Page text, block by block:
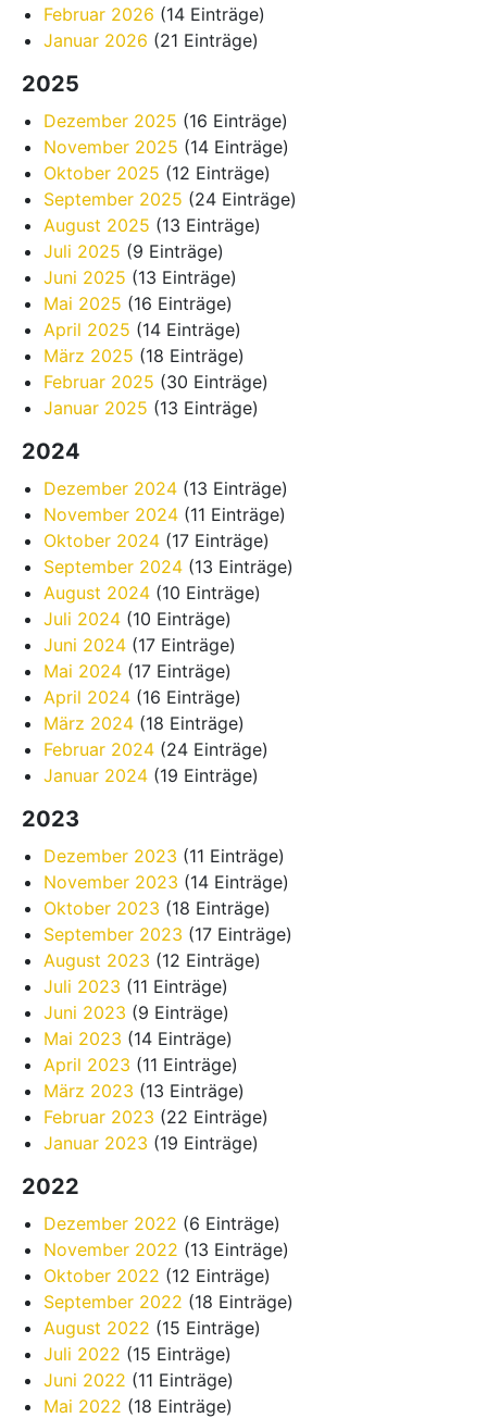
Februar 2026 (14 Einträge)
Januar 2026 (21 Einträge)
2025
Dezember 2025 (16 Einträge)
November 2025 (14 Einträge)
Oktober 2025 (12 Einträge)
September 2025 (24 Einträge)
August 2025 (13 Einträge)
Juli 2025 (9 Einträge)
Juni 2025 (13 Einträge)
Mai 2025 (16 Einträge)
April 2025 (14 Einträge)
März 2025 (18 Einträge)
Februar 2025 (30 Einträge)
Januar 2025 (13 Einträge)
2024
Dezember 2024 (13 Einträge)
November 2024 (11 Einträge)
Oktober 2024 (17 Einträge)
September 2024 (13 Einträge)
August 2024 (10 Einträge)
Juli 2024 (10 Einträge)
Juni 2024 (17 Einträge)
Mai 2024 (17 Einträge)
April 2024 (16 Einträge)
März 2024 (18 Einträge)
Februar 2024 (24 Einträge)
Januar 2024 (19 Einträge)
2023
Dezember 2023 (11 Einträge)
November 2023 (14 Einträge)
Oktober 2023 (18 Einträge)
September 2023 (17 Einträge)
August 2023 (12 Einträge)
Juli 2023 (11 Einträge)
Juni 2023 (9 Einträge)
Mai 2023 (14 Einträge)
April 2023 (11 Einträge)
März 2023 (13 Einträge)
Februar 2023 (22 Einträge)
Januar 2023 (19 Einträge)
2022
Dezember 2022 (6 Einträge)
November 2022 (13 Einträge)
Oktober 2022 (12 Einträge)
September 2022 (18 Einträge)
August 2022 (15 Einträge)
Juli 2022 (15 Einträge)
Juni 2022 (11 Einträge)
Mai 2022 (18 Einträge)